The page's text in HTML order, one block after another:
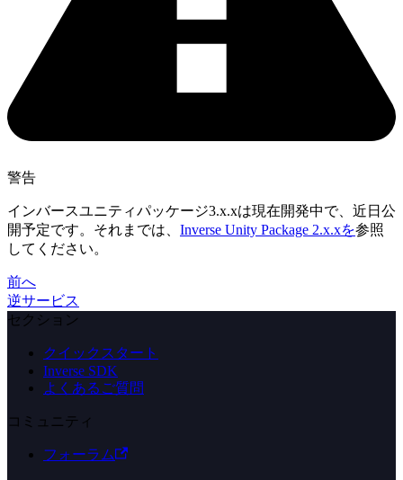
警告
インバースユニティパッケージ3.x.xは現在開発中で、近日公
開予定です。それまでは、 Inverse Unity Package 2.x.xを参照
してください。
前へ
逆サービス
セクション
クイックスタート
Inverse SDK
よくあるご質問
コミュニティ
フォーラム